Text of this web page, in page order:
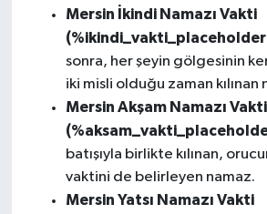
Mersin İkindi Namazı Vakti
sonra, her şeyin gölgesinin
iki misli olduğu zaman kılınan
Mersin Akşam Namazı Vakti
batışıyla birlikte kılınan,
vaktini de belirleyen namaz.
Mersin Yatsı Namazı Vakti